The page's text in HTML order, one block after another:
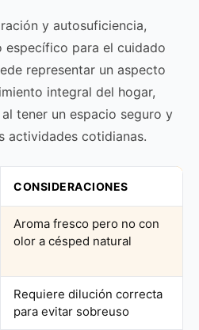
y autosuficiencia,
para el cuidado
representar un aspecto
integral del hogar,
tener un espacio seguro y
actividades cotidianas.
CONSIDERACIONES
Aroma fresco pero no con
olor a césped natural
Requiere dilución correcta
para evitar sobreuso